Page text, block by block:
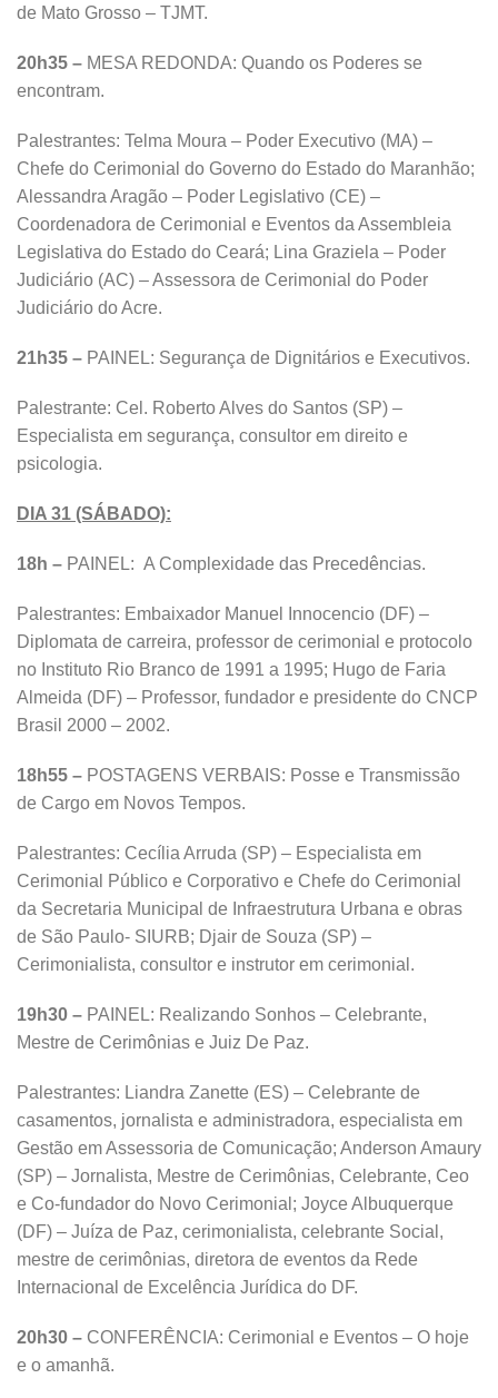
de Mato Grosso – TJMT.
20h35 – MESA REDONDA: Quando os Poderes se
encontram.
Palestrantes: Telma Moura – Poder Executivo (MA) –
Chefe do Cerimonial do Governo do Estado do Maranhão;
Alessandra Aragão – Poder Legislativo (CE) –
Coordenadora de Cerimonial e Eventos da Assembleia
Legislativa do Estado do Ceará; Lina Graziela – Poder
Judiciário (AC) – Assessora de Cerimonial do Poder
Judiciário do Acre.
21h35 – PAINEL: Segurança de Dignitários e Executivos.
Palestrante: Cel. Roberto Alves do Santos (SP) –
Especialista em segurança, consultor em direito e
psicologia.
DIA 31 (SÁBADO):
18h – PAINEL: A Complexidade das Precedências.
Palestrantes: Embaixador Manuel Innocencio (DF) –
Diplomata de carreira, professor de cerimonial e protocolo
no Instituto Rio Branco de 1991 a 1995; Hugo de Faria
Almeida (DF) – Professor, fundador e presidente do CNCP
Brasil 2000 – 2002.
18h55 – POSTAGENS VERBAIS: Posse e Transmissão
de Cargo em Novos Tempos.
Palestrantes: Cecília Arruda (SP) – Especialista em
Cerimonial Público e Corporativo e Chefe do Cerimonial
da Secretaria Municipal de Infraestrutura Urbana e obras
de São Paulo- SIURB; Djair de Souza (SP) –
Cerimonialista, consultor e instrutor em cerimonial.
19h30 – PAINEL: Realizando Sonhos – Celebrante,
Mestre de Cerimônias e Juiz De Paz.
Palestrantes: Liandra Zanette (ES) – Celebrante de
casamentos, jornalista e administradora, especialista em
Gestão em Assessoria de Comunicação; Anderson Amaury
(SP) – Jornalista, Mestre de Cerimônias, Celebrante, Ceo
e Co-fundador do Novo Cerimonial; Joyce Albuquerque
(DF) – Juíza de Paz, cerimonialista, celebrante Social,
mestre de cerimônias, diretora de eventos da Rede
Internacional de Excelência Jurídica do DF.
20h30 – CONFERÊNCIA: Cerimonial e Eventos – O hoje
e o amanhã.